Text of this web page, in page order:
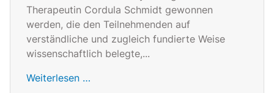
Therapeutin Cordula Schmidt gewonnen
werden, die den Teilnehmenden auf
verständliche und zugleich fundierte Weise
wissenschaftlich belegte,...
Weiterlesen …